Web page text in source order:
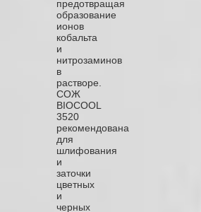
предотвращая
образование
ионов
кобальта
и
нитрозаминов
в
растворе.
СОЖ
BIOCOOL
3520
рекомендована
для
шлифования
и
заточки
цветных
и
черных